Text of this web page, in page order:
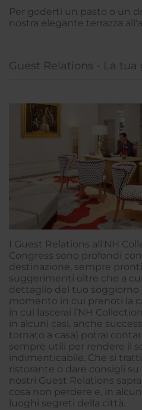
Per goderti un pasto o un
nostra elegante terrazza
Guest Relations - La tua
I Guest Relations all'NH
Congress sono profondi
destinazione, sempre
suggerimenti oltre che a
dettaglio del tuo soggiorno
momento in cui prenoti la
in cui lascerai l’NH
in alcuni casi, anche
tornato a casa) potrai
sempre utili per rendere il
indimenticabile. Che si
ristorante o dare consigli su
nostri Guest Relations
cosa non perdere e, in
luoghi segreti della città.